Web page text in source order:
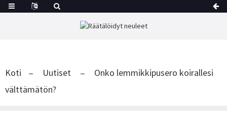
Koti Uutiset
Onko lemmikkipusero koirallesi
välttämätön?